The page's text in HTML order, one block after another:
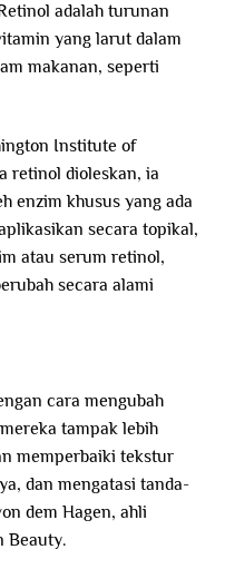
adalah turunan
yang larut dalam
makanan, seperti
Institute of
retinol dioleskan, ia
enzim khusus yang ada
secara topikal,
atau serum retinol,
secara alami
cara mengubah
tampak lebih
memperbaiki tekstur
dan mengatasi tanda-
dem Hagen, ahli
Beauty.